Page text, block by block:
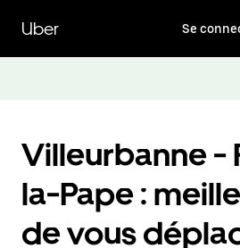
contenu
principal
Uber Se
Villeurbanne -
la-Pape :
de vous